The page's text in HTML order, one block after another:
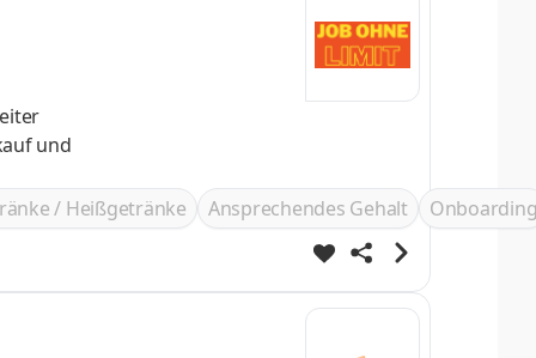
/ Heißgetränke Ansprechendes Gehalt